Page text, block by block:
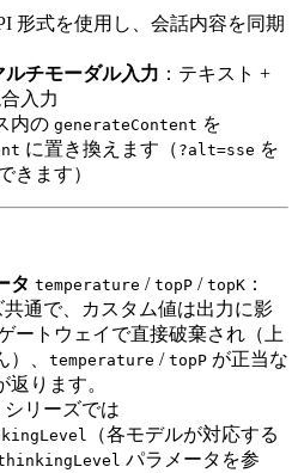
形式を使用し、会話内容を同期
チモーダル入力 ：テキスト +
入力
内の generateContent を
に置き換えます（ ?alt=sse を
きます）
タ temperature / topP / topK ：
共通で、カスタム値は出力に影
ートウェイで直接破棄され（上
、 temperature / topP が正当な
返ります。
シリーズでは
（各モデルが対応する
パラメータを参